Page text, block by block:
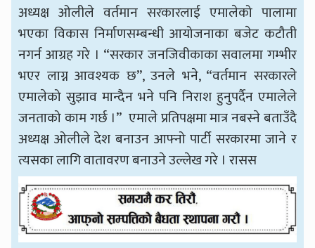
अध्यक्ष ओलीले वर्तमान सरकारलाई एमालेको पालामा
भएका विकास निर्माणसम्बन्धी आयोजनाका बजेट कटौती
नगर्न आग्रह गरे । “सरकार जनजिवीकाका सवालमा गम्भीर
भएर लाग्न आवश्यक छ”, उनले भने, “वर्तमान सरकारले
एमालेको सुझाव मान्दैन भने पनि निराश हुनुपर्दैन एमालेले
जनताको काम गर्छ ।” एमाले प्रतिपक्षमा मात्र नबस्ने बताउँदै
अध्यक्ष ओलीले देश बनाउन आफ्नो पार्टी सरकारमा जाने र
त्यसका लागि वातावरण बनाउने उल्लेख गरे । रासस